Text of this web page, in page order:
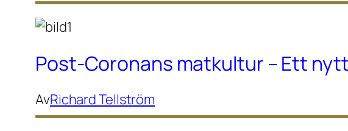
Post-Coronans matkultur – Ett
AvRichard Tellström